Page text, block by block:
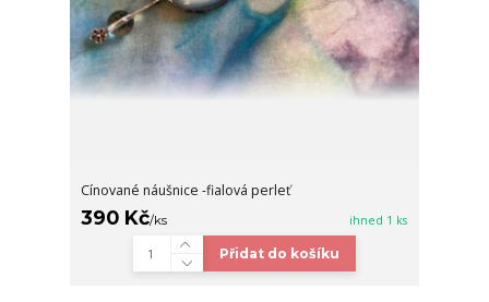
Cínované náušnice -fialová perleť
390 Kč/ks ihned 1 ks
Přidat do košíku